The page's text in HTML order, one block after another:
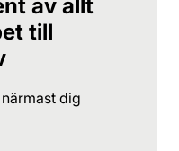
av allt
till
dig